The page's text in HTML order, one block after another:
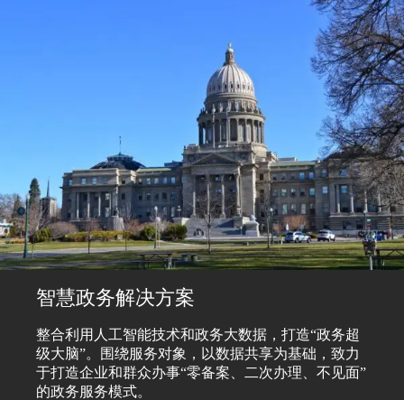
智慧政务解决方案
整合利用人工智能技术和政务大数据，打造“政务超
级大脑”。围绕服务对象，以数据共享为基础，致力
于打造企业和群众办事“零备案、二次办理、不见面”
的政务服务模式。